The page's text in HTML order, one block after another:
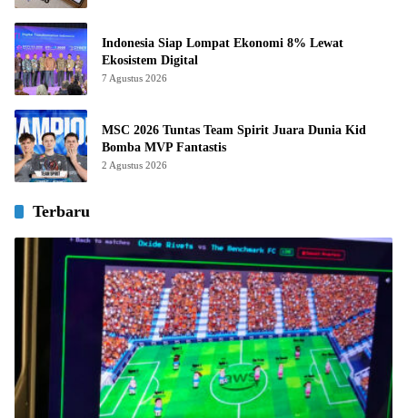
Indonesia Siap Lompat Ekonomi 8% Lewat
Ekosistem Digital
7 Agustus 2026
MSC 2026 Tuntas Team Spirit Juara Dunia Kid
Bomba MVP Fantastis
2 Agustus 2026
Terbaru